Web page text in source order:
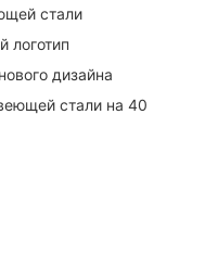
стали
логотип
дизайна
стали на 40